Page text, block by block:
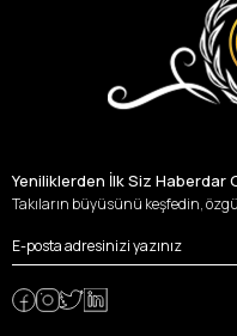
Yeniliklerden İlk Siz Haberdar
Takıların büyüsünü keşfedin,